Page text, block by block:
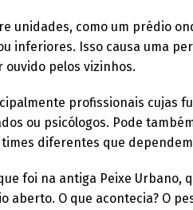
unidades, como um prédio
inferiores. Isso causa uma
ouvido pelos vizinhos.
profissionais cujas
ou psicólogos. Pode
diferentes que
foi na antiga Peixe Urbano,
aberto. O que acontecia? O